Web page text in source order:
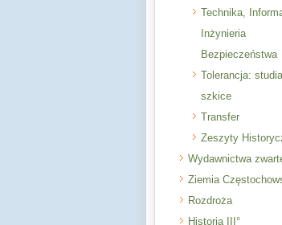
Technika,
Inżynieria
Bezpieczeństwa
Tolerancja:
szkice
Transfer
Zeszyty
Wydawnictwa
Ziemia
Rozdroża
Historia III°